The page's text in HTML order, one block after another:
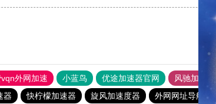
外网加速 小蓝鸟 优途加速器官网 风驰加速器
器 快柠檬加速器 旋风加速度器 外网网址导航